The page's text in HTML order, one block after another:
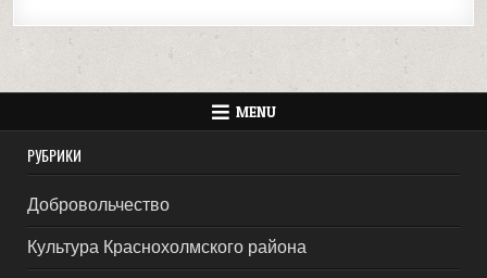
MENU
РУБРИКИ
Добровольчество
Культура Краснохолмского района